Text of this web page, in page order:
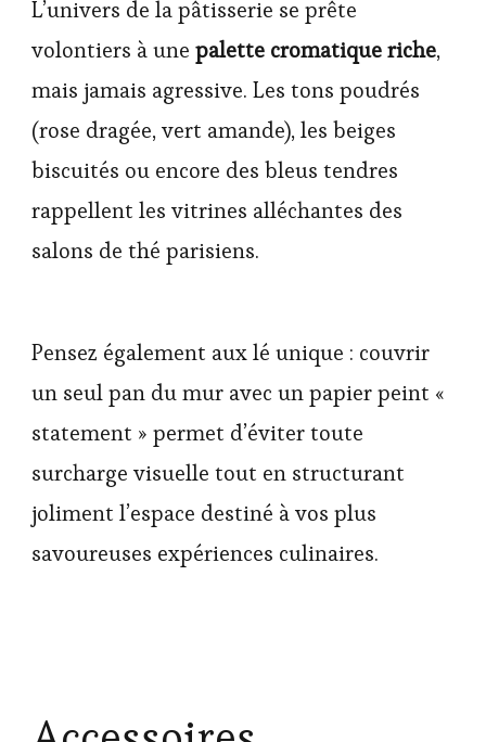
L’univers de la pâtisserie se prête
volontiers à une palette cromatique riche,
mais jamais agressive. Les tons poudrés
(rose dragée, vert amande), les beiges
biscuités ou encore des bleus tendres
rappellent les vitrines alléchantes des
salons de thé parisiens.
Pensez également aux lé unique : couvrir
un seul pan du mur avec un papier peint «
statement » permet d’éviter toute
surcharge visuelle tout en structurant
joliment l’espace destiné à vos plus
savoureuses expériences culinaires.